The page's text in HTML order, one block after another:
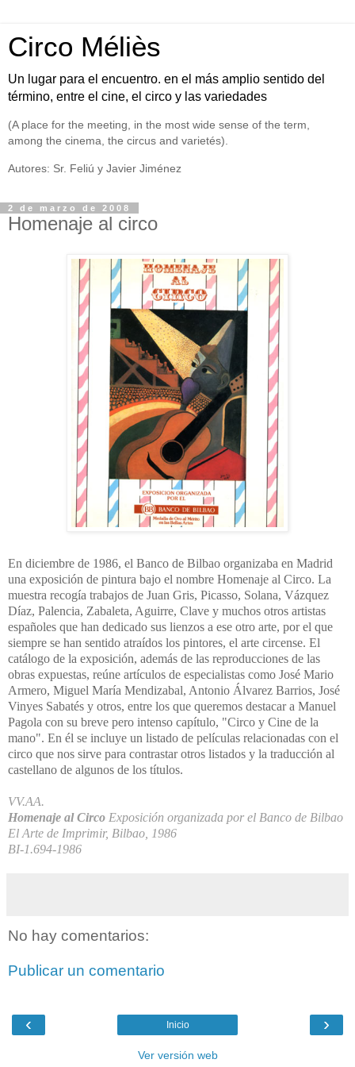
Circo Méliès
Un lugar para el encuentro. en el más amplio sentido del
término, entre el cine, el circo y las variedades
(A place for the meeting, in the most wide sense of the term,
among the cinema, the circus and varietés).
Autores: Sr. Feliú y Javier Jiménez
2 de marzo de 2008
Homenaje al circo
En diciembre de 1986, el Banco de Bilbao organizaba en Madrid
una exposición de pintura bajo el nombre Homenaje al Circo. La
muestra recogía trabajos de Juan Gris, Picasso, Solana, Vázquez
Díaz, Palencia, Zabaleta, Aguirre, Clave y muchos otros artistas
españoles que han dedicado sus lienzos a ese otro arte, por el que
siempre se han sentido atraídos los pintores, el arte circense. El
catálogo de la exposición, además de las reproducciones de las
obras expuestas, reúne artículos de especialistas como José Mario
Armero, Miguel María Mendizabal, Antonio Álvarez Barrios, José
Vinyes Sabatés y otros, entre los que queremos destacar a Manuel
Pagola con su breve pero intenso capítulo, "Circo y Cine de la
mano". En él se incluye un listado de películas relacionadas con el
circo que nos sirve para contrastar otros listados y la traducción al
castellano de algunos de los títulos.
VV.AA.
Homenaje al Circo Exposición organizada por el Banco de Bilbao
El Arte de Imprimir, Bilbao, 1986
BI-1.694-1986
No hay comentarios:
Publicar un comentario
‹ ›
Inicio
Ver versión web